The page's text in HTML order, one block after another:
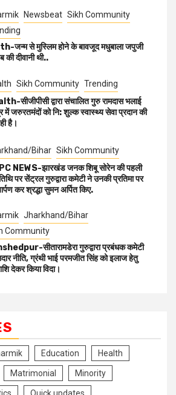
Newsbeat Sikh Community
जन्म से मुस्लिम होने के बावजूद मधुबाला जपुजी
की दीवानी थी..
Sikh Community Trending
सीजीपीसी द्वारा संचालित गुरु रामदास भलाई
में जरुरतमंदों को नि: शुल्क स्वास्थ्य सेवा प्रदान की
है।
Bihar Sikh Community
NEWS-झारखंड जनक शिबू सोरेन की पहली
पर सेंट्रल गुरुद्वारा कमेटी ने उनकी प्रतिमा पर
कर श्रद्धा सुमन अर्पित किए.
Jharkhand/Bihar
Community
सीतारामडेरा गुरुद्वारा प्रबंधक कमेटी
नीति, ग्रंथी भाई परमजीत सिंह को इलाज हेतु
देकर किया विदा।
Education Health
Matrimonial Minority